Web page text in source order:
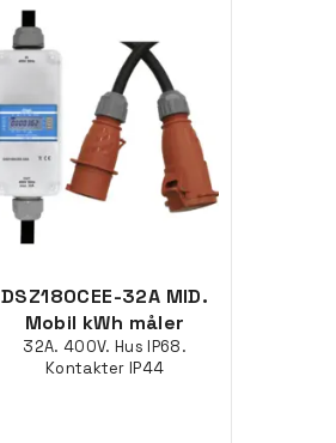
DSZ180CEE-32A MID.
Mobil kWh måler
32A. 400V. Hus IP68.
Kontakter IP44